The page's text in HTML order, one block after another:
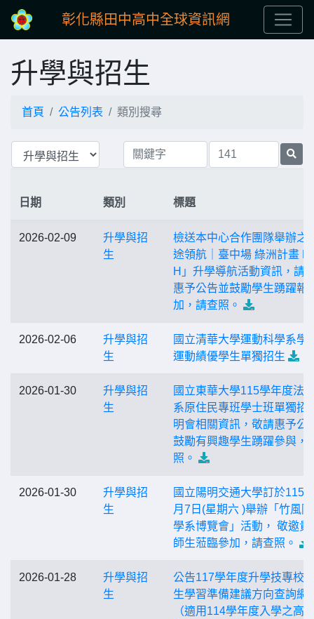
彰化縣田中高中全球資訊網
升學與招生
首頁 公告列表 類別搜尋
日期 類別 標題
2026-02-09
升學與招
生
檢送本中心合作團隊舉辦之
途領航｜臺中場 綠洲計畫
H」升學導航活動資訊，請
惠予公告並鼓勵學生踴躍報
加，請查照。
2026-02-06
升學與招
生
國立清華大學運動科學系學
運動績優學生單獨招生
2026-01-30
升學與招
生
國立東華大學115學年度法
系原住民專班學士班單獨招
明會相關資訊，敬請惠予公
鼓勵有興趣學生踴躍參與，
照。
2026-01-30
升學與招
生
國立陽明交通大學訂於115
月7日(星期六 )舉辦「竹風
學系博覽會」活動， 敬邀貴
師生蒞臨參加，請查照。
2026-01-28
升學與招
生
公告117學年度升學技專校
生學習準備建議方向查詢網
（適用114學年度入學之高